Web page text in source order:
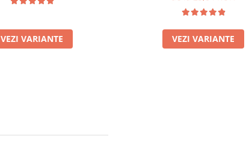
VEZI VARIANTE VEZI VARIANTE